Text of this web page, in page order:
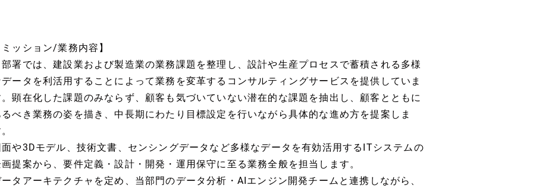
ッション/業務内容】
署では、建設業および製造業の業務課題を整理し、設計や生産プロセスで蓄積される多様
ータを利活用することによって業務を変革するコンサルティングサービスを提供していま
顕在化した課題のみならず、顧客も気づいていない潜在的な課題を抽出し、顧客とともに
べき業務の姿を描き、中長期にわたり目標設定を行いながら具体的な進め方を提案しま
や3Dモデル、技術文書、センシングデータなど多様なデータを有効活用するITシステムの
提案から、要件定義・設計・開発・運用保守に至る業務全般を担当します。
タアーキテクチャを定め、当部門のデータ分析・AIエンジン開発チームと連携しながら、